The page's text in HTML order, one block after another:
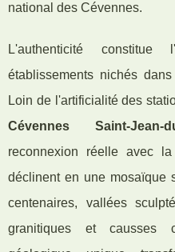
national des Cévennes.
L'authenticité
établissements nichés
Loin de l'artificialité des
Cévennes Saint-Jean-
reconnexion réelle avec
déclinent en une mosaïque
centenaires, vallées
granitiques et causses